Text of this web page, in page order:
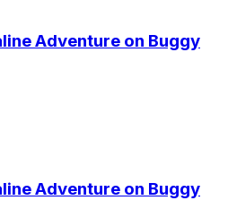
Adventure on Buggy
Adventure on Buggy